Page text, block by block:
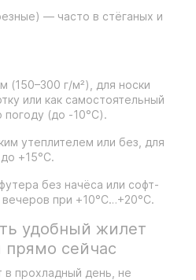
— часто в стёганых и
(150–300 г/м²), для носки
или как самостоятельный
(до -10°C).
утеплителем или без, для
+15°C.
без начёса или софт-
при +10°C…+20°C.
удобный жилет
прямо сейчас
в прохладный день, не